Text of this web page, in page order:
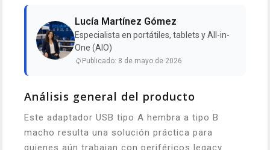
Lucía Martínez Gómez
Especialista en portátiles, tablets y All-in-
One (AIO)
Publicado: 8 de mayo de 2026
Análisis general del producto
Este adaptador USB tipo A hembra a tipo B
macho resulta una solución práctica para
quienes aún trabajan con periféricos legacy